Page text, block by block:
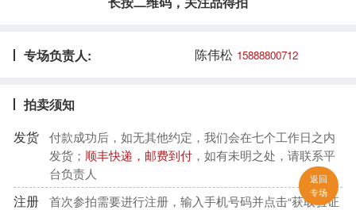
专场负责人: 陈伟松 15888800712
拍卖须知
发货
付款成功后，如无其他约定，我们会在七个工作日之内
发货； 顺丰快递，邮费到付，如有未明之处，请联系平
台负责人
注册 首次参拍需要进行注册，输入手机号码并点击“获取验证
返回
专场